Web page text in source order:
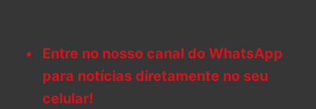
Entre no nosso canal do WhatsApp
para notícias diretamente no seu
celular!